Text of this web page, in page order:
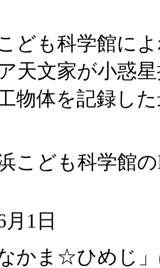
ども科学館に
天文家が小惑
物体を記録し
こども科学館
月1日
なかま☆ひめじ